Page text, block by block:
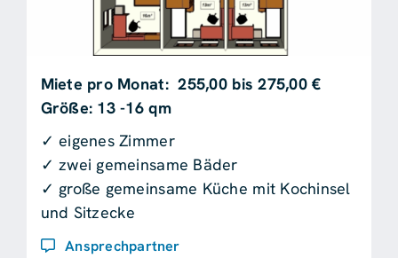
Miete pro Monat: 255,00 bis 275,00 €
Größe: 13 -16 qm
✓ eigenes Zimmer
✓ zwei gemeinsame Bäder
✓ große gemeinsame Küche mit Kochinsel
und Sitzecke
Ansprechpartner